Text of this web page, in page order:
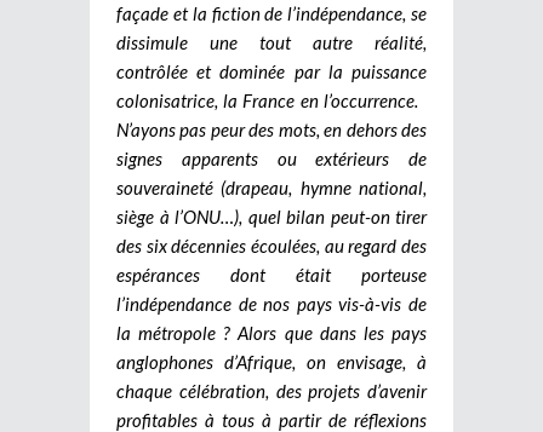
façade et la fiction de l’indépendance, se
dissimule une tout autre réalité,
contrôlée et dominée par la puissance
colonisatrice, la France en l’occurrence.
N’ayons pas peur des mots, en dehors des
signes apparents ou extérieurs de
souveraineté (drapeau, hymne national,
siège à l’ONU…), quel bilan peut-on tirer
des six décennies écoulées, au regard des
espérances dont était porteuse
l’indépendance de nos pays vis-à-vis de
la métropole ? Alors que dans les pays
anglophones d’Afrique, on envisage, à
chaque célébration, des projets d’avenir
profitables à tous à partir de réflexions